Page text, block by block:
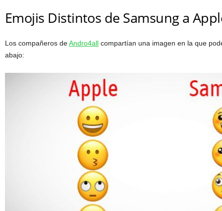
Emojis Distintos de Samsung a
Los compañeros deAndro4all compartían una imagen en la que
abajo: